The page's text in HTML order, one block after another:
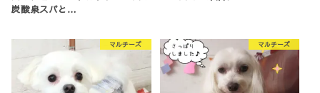
炭酸泉スパと…
マルチーズ マルチーズ